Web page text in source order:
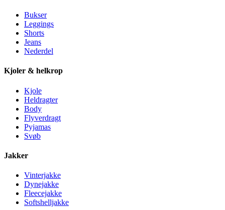
Bukser
Leggings
Shorts
Jeans
Nederdel
Kjoler & helkrop
Kjole
Heldragter
Body
Flyverdragt
Pyjamas
Svøb
Jakker
Vinterjakke
Dynejakke
Fleecejakke
Softshelljakke